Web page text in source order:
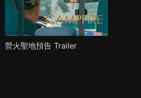
營火聖地預告 Trailer